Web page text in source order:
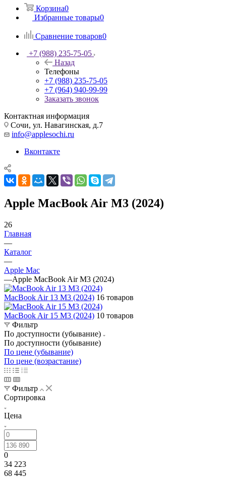
Корзина0
Избранные товары0
Сравнение товаров0
+7 (988) 235-75-05
Назад
Телефоны
+7 (988) 235-75-05
+7 (964) 940-99-99
Заказать звонок
Контактная информация
Сочи, ул. Навагинская, д.7
info@applesochi.ru
Вконтакте
Apple MacBook Air M3 (2024)
26
Главная
—
Каталог
—
Apple Mac
—Apple MacBook Air M3 (2024)
MacBook Air 13 M3 (2024) 16 товаров
MacBook Air 15 M3 (2024) 10 товаров
Фильтр
По доступности (убывание)
По доступности (убывание)
По цене (убывание)
По цене (возрастание)
Фильтр
Сортировка
Цена
0
34 223
68 445